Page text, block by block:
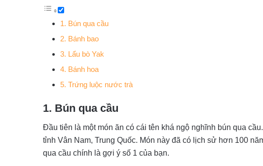
1. Bún qua cầu
2. Bánh bao
3. Lẩu bò Yak
4. Bánh hoa
5. Trứng luộc nước trà
1. Bún qua cầu
Đầu tiên là một món ăn có cái tên khá ngộ nghĩnh bún qua
tỉnh Vân Nam, Trung Quốc. Món này đã có lịch sử hơn 100
qua cầu chính là gợi ý số 1 của bạn.